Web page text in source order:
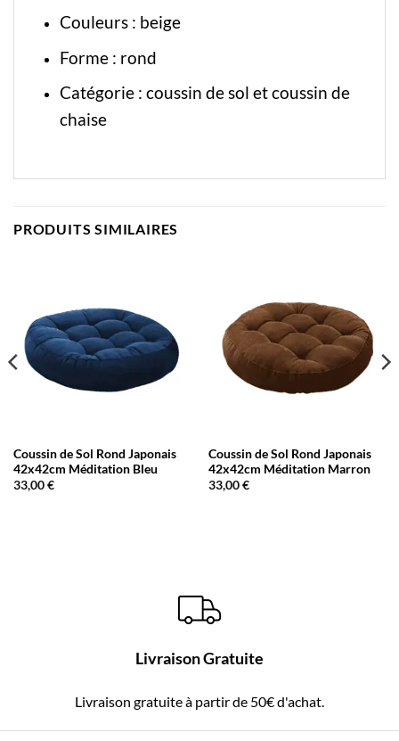
Couleurs : beige
Forme : rond
Catégorie : coussin de sol etcoussin de
chaise
PRODUITS SIMILAIRES
Coussin de Sol Rond Japonais
42x42cm Méditation Bleu
33,00€
Coussin de Sol Rond Japonais
42x42cm Méditation Marron
33,00€
Livraison Gratuite
Livraison gratuite à partir de 50€ d'achat.